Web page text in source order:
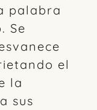
palabra
Se
el
la
sus